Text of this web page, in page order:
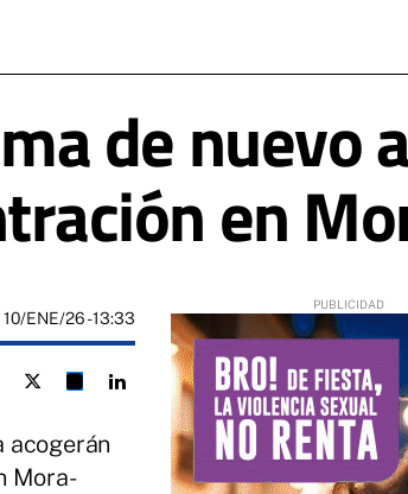
de nuevo
en
10/ENE/26 - 13:33
acogerán
Mora-